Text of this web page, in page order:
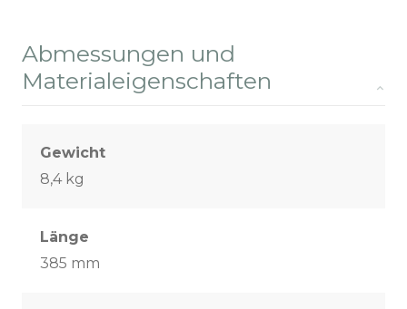
Abmessungen und
Materialeigenschaften
Gewicht
8,4 kg
Länge
385 mm